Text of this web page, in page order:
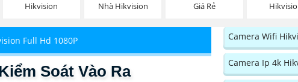
Hikvision
Nhà Hikvision
Giá Rẻ
Full Hd 1080P
Soát Vào Ra
Camera Wifi
Camera Ip 4k